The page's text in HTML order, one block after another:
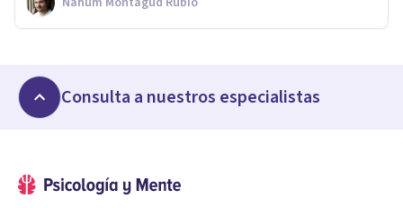
Consulta a nuestros especialistas